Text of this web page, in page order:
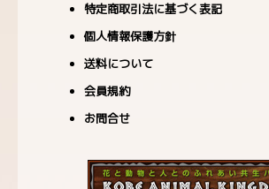
特定商取引法に基づく表記
個人情報保護方針
送料について
会員規約
お問合せ